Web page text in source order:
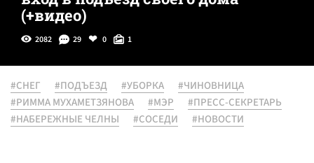
(+видео)
2082 29 0 1
#СНЕГ #ПОДЪЕЗД #УБОРКА
#ЧИНОВНИЦА
#РИММА МУХАМЕТЗЯНОВА
#МЭР
#ПРЕСС-СЕКРЕТАРЬ
#НАБЕРЕЖНЫЕ ЧЕЛНЫ
#СОСЕДИ #НОВОСТИ